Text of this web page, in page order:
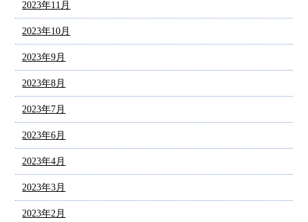
2023年11月
2023年10月
2023年9月
2023年8月
2023年7月
2023年6月
2023年4月
2023年3月
2023年2月